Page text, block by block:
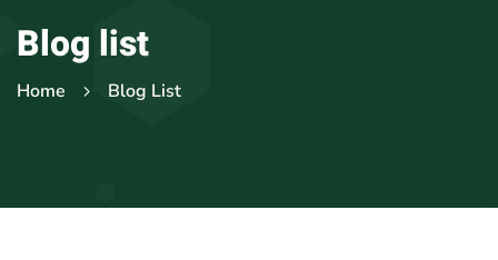
Blog list
Home Blog List